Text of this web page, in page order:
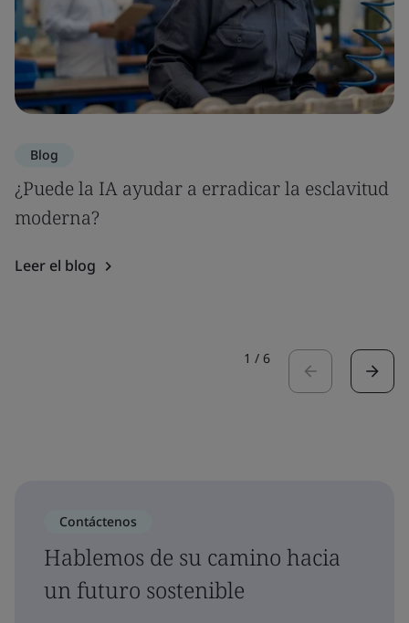
Blog
¿Puede la IA ayudar a erradicar la esclavitud
moderna?
Leer el blog
1 / 6
Contáctenos
Hablemos de su camino hacia
un futuro sostenible